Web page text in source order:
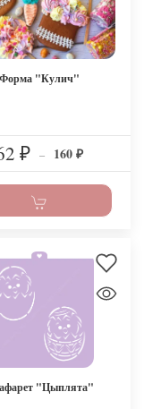
Форма "Кулич"
₽ – 160 ₽
"Цыплята"